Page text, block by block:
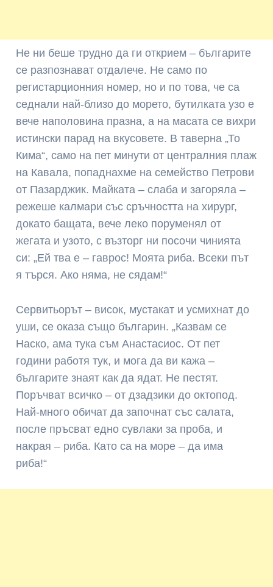
Не ни беше трудно да ги открием – българите
се разпознават отдалече. Не само по
регистарционния номер, но и по това, че са
седнали най-близо до морето, бутилката узо е
вече наполовина празна, а на масата се вихри
истински парад на вкусовете. В таверна „То
Кима“, само на пет минути от централния плаж
на Кавала, попаднахме на семейство Петрови
от Пазарджик. Майката – слаба и загоряла –
режеше калмари със сръчността на хирург,
докато бащата, вече леко поруменял от
жегата и узото, с възторг ни посочи чинията
си: „Ей тва е – гаврос! Моята риба. Всеки път
я търся. Ако няма, не сядам!“
Сервитьорът – висок, мустакат и усмихнат до
уши, се оказа също българин. „Казвам се
Наско, ама тука съм Анастасиос. От пет
години работя тук, и мога да ви кажа –
българите знаят как да ядат. Не пестят.
Поръчват всичко – от дзадзики до октопод.
Най-много обичат да започнат със салата,
после пръсват едно сувлаки за проба, и
накрая – риба. Като са на море – да има
риба!“